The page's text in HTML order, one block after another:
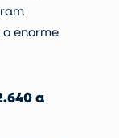
enorme
a